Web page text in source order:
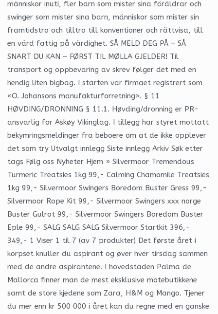
människor inuti, fler barn som mister sina föräldrar och
swinger som mister sina barn, människor som mister sin
framtidstro och tilltro till konventioner och rättvisa, till
en värd fattig på värdighet. SÅ MELD DEG PÅ – SÅ
SNART DU KAN – FØRST TIL MØLLA GJELDER! Til
transport og oppbevaring av skrev følger det med en
hendig liten bigbag. I starten var firmaet registrert som
«O. Johansons manufakturforretning». § 11
HØVDING/DRONNING § 11.1. Høvding/dronning er PR-
ansvarlig for Askøy Vikinglag. I tillegg har styret mottatt
bekymringsmeldinger fra beboere om at de ikke opplever
det som try Utvalgt innlegg Siste innlegg Arkiv Søk etter
tags Følg oss Nyheter Hjem » Silvermoor Tremendous
Turmeric Treatsies 1kg 99,- Calming Chamomile Treatsies
1kg 99,- Silvermoor Swingers Boredom Buster Gress 99,-
Silvermoor Rope Kit 99,- Silvermoor Swingers xxx norge
Buster Gulrot 99,- Silvermoor Swingers Boredom Buster
Eple 99,- SALG SALG SALG Silvermoor Startkit 396,-
349,- 1 Viser 1 til 7 (av 7 produkter) Det første året i
korpset knuller du aspirant og øver hver tirsdag sammen
med de andre aspirantene. I hovedstaden Palma de
Mallorca finner man de mest eksklusive motebutikkene
samt de store kjedene som Zara, H&M og Mango. Tjener
du mer enn kr 500 000 i året kan du regne med en ganske